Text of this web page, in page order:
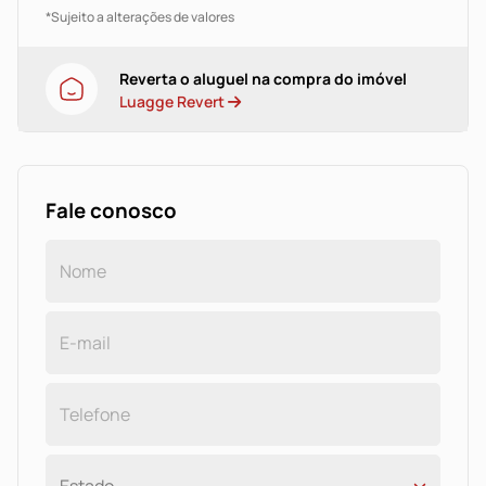
*Sujeito a alterações de valores
Reverta o aluguel na compra do imóvel
Luagge Revert
Fale conosco